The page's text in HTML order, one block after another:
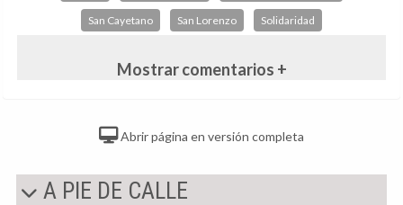
San Cayetano San Lorenzo Solidaridad
Mostrar comentarios +
Abrir página en versión completa
A PIE DE CALLE